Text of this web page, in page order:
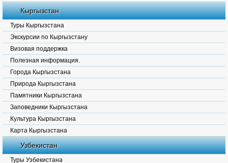
Кыргызстан
Туры Кыргызстана
Экскурсии по Кыргызстану
Визовая поддержка
Полезная информация.
Города Кыргызстана
Природа Кыргызстана
Памятники Кыргызстана
Заповедники Кыргызстана
Культура Кыргызстана
Карта Кыргызстана
Узбекистан
Туры Узбекистана